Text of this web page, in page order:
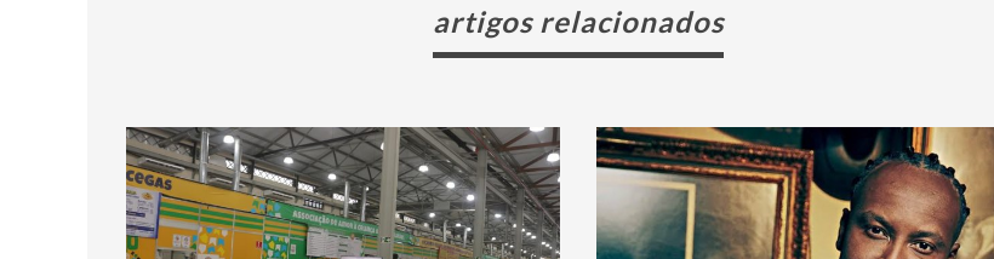
artigos relacionados